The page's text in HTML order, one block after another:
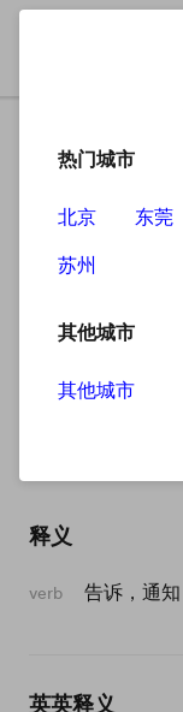
inform
释义
verb 告诉，通知
英英释义
热门城市
北京 东莞
苏州
其他城市
其他城市